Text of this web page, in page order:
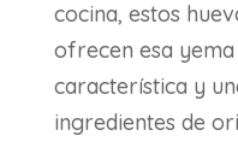
cocina, estos
ofrecen esa
característica y
ingredientes de